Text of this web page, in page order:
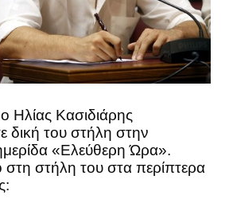
Ηλίας Κασιδιάρης
δική του στήλη στην
«Ελεύθερη Ώρα».
στη στήλη του στα περίπτερα